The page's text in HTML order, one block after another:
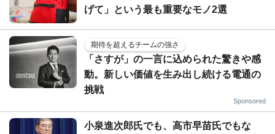
げて」という最も重要なモノ2選
期待を超えるチームの強さ
「さすが」の一言に込められた驚きや感
動。新しい価値を生み出し続ける電通の
挑戦
Sponsored
小泉進次郎氏でも、高市早苗氏でもな